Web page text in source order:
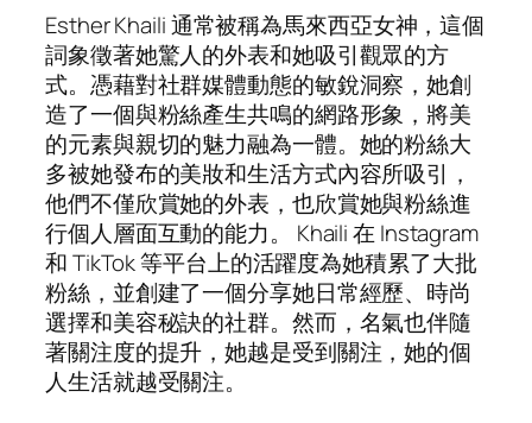
Esther Khaili 通常被稱為馬來西亞女神，這個
詞象徵著她驚人的外表和她吸引觀眾的方
式。憑藉對社群媒體動態的敏銳洞察，她創
造了一個與粉絲產生共鳴的網路形象，將美
的元素與親切的魅力融為一體。她的粉絲大
多被她發布的美妝和生活方式內容所吸引，
他們不僅欣賞她的外表，也欣賞她與粉絲進
行個人層面互動的能力。 Khaili 在 Instagram
和 TikTok 等平台上的活躍度為她積累了大批
粉絲，並創建了一個分享她日常經歷、時尚
選擇和美容秘訣的社群。然而，名氣也伴隨
著關注度的提升，她越是受到關注，她的個
人生活就越受關注。